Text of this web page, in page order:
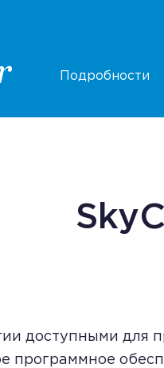
Подробности
доступными для
программное